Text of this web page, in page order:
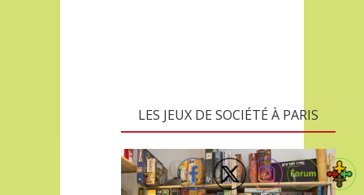
LES JEUX DE SOCIÉTÉ À PARIS